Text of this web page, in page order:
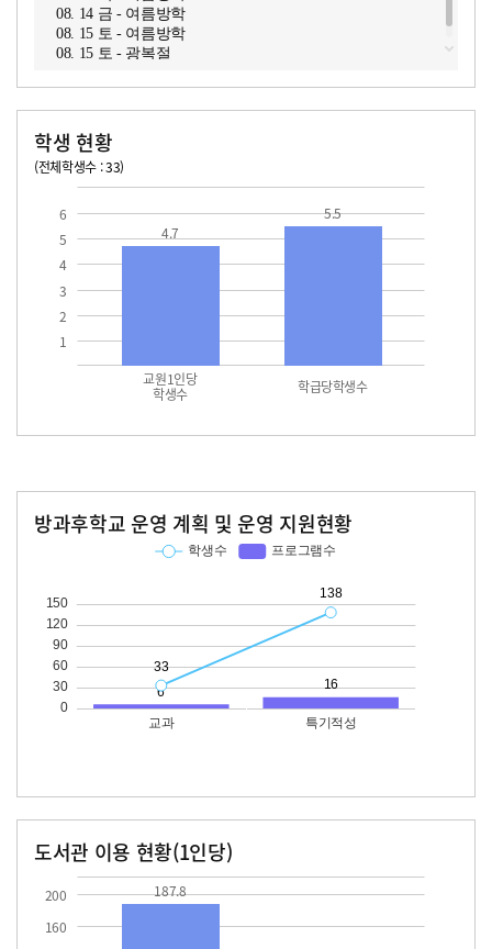
08. 14 금 - 여름방학
08. 15 토 - 여름방학
08. 15 토 - 광복절
학생 현황
(전체학생수 : 33)
1
2
3
4
5
6
교원1인당
학생수 학급당학생수
4.7
5.5
방과후학교 운영 계획 및 운영 지원현황
도서관 이용 현황(1인당)
160
200 187.8